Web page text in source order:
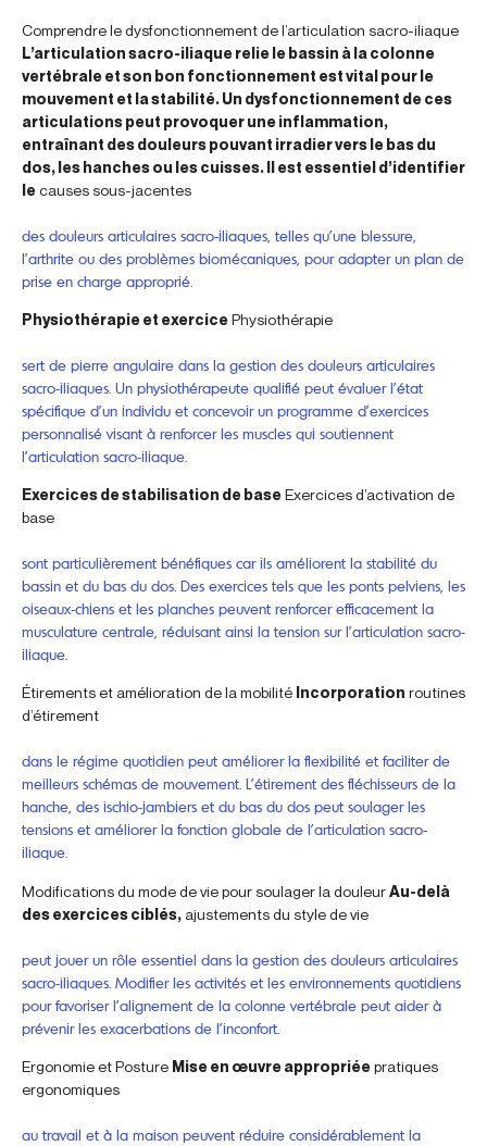
Comprendre le dysfonctionnement de l’articulation sacro-iliaque
L’articulation sacro-iliaque relie le bassin à la colonne
vertébrale et son bon fonctionnement est vital pour le
mouvement et la stabilité. Un dysfonctionnement de ces
articulations peut provoquer une inflammation,
entraînant des douleurs pouvant irradier vers le bas du
dos, les hanches ou les cuisses. Il est essentiel d’identifier
lecauses sous-jacentes
des douleurs articulaires sacro-iliaques, telles qu’une blessure,
l’arthrite ou des problèmes biomécaniques, pour adapter un plan de
prise en charge approprié.
Physiothérapie et exercicePhysiothérapie
sert de pierre angulaire dans la gestion des douleurs articulaires
sacro-iliaques. Un physiothérapeute qualifié peut évaluer l’état
spécifique d’un individu et concevoir un programme d’exercices
personnalisé visant à renforcer les muscles qui soutiennent
l’articulation sacro-iliaque.
Exercices de stabilisation de baseExercices d’activation de
base
sont particulièrement bénéfiques car ils améliorent la stabilité du
bassin et du bas du dos. Des exercices tels que les ponts pelviens, les
oiseaux-chiens et les planches peuvent renforcer efficacement la
musculature centrale, réduisant ainsi la tension sur l’articulation sacro-
iliaque.
Étirements et amélioration de la mobilité Incorporation routines
d’étirement
dans le régime quotidien peut améliorer la flexibilité et faciliter de
meilleurs schémas de mouvement. L’étirement des fléchisseurs de la
hanche, des ischio-jambiers et du bas du dos peut soulager les
tensions et améliorer la fonction globale de l’articulation sacro-
iliaque.
Modifications du mode de vie pour soulager la douleurAu-delà
des exercices ciblés, ajustements du style de vie
peut jouer un rôle essentiel dans la gestion des douleurs articulaires
sacro-iliaques. Modifier les activités et les environnements quotidiens
pour favoriser l’alignement de la colonne vertébrale peut aider à
prévenir les exacerbations de l’inconfort.
Ergonomie et Posture Mise en œuvre appropriéepratiques
ergonomiques
au travail et à la maison peuvent réduire considérablement la